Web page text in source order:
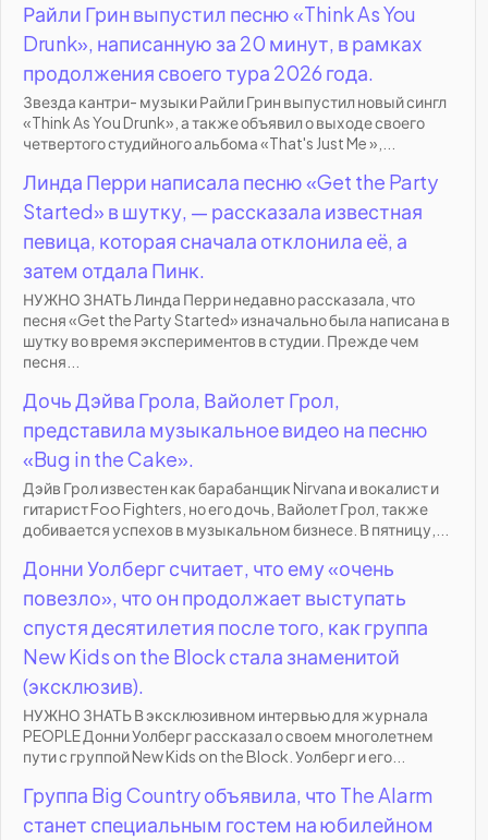
Райли Грин выпустил песню «Think As You
Drunk», написанную за 20 минут, в рамках
продолжения своего тура 2026 года.
Звезда кантри- музыки Райли Грин выпустил новый сингл
«Think As You Drunk», а также объявил о выходе своего
четвертого студийного альбома «That's Just Me »,...
Линда Перри написала песню «Get the Party
Started» в шутку, — рассказала известная
певица, которая сначала отклонила её, а
затем отдала Пинк.
НУЖНО ЗНАТЬ Линда Перри недавно рассказала, что
песня «Get the Party Started» изначально была написана в
шутку во время экспериментов в студии. Прежде чем
песня...
Дочь Дэйва Грола, Вайолет Грол,
представила музыкальное видео на песню
«Bug in the Cake».
Дэйв Грол известен как барабанщик Nirvana и вокалист и
гитарист Foo Fighters, но его дочь, Вайолет Грол, также
добивается успехов в музыкальном бизнесе. В пятницу,...
Донни Уолберг считает, что ему «очень
повезло», что он продолжает выступать
спустя десятилетия после того, как группа
New Kids on the Block стала знаменитой
(эксклюзив).
НУЖНО ЗНАТЬ В эксклюзивном интервью для журнала
PEOPLE Донни Уолберг рассказал о своем многолетнем
пути с группой New Kids on the Block. Уолберг и его...
Группа Big Country объявила, что The Alarm
станет специальным гостем на юбилейном